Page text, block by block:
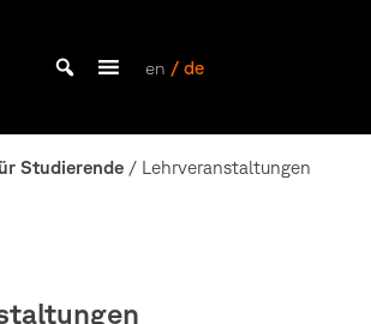
en / de
Studierende / Lehrveranstaltungen